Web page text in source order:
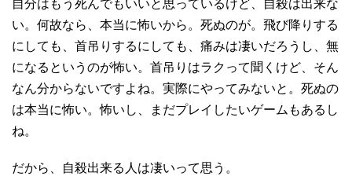
自分はもう死んでもいいと思っているけど、自殺は出来な
い。何故なら、本当に怖いから。死ぬのが。飛び降りする
にしても、首吊りするにしても、痛みは凄いだろうし、無
になるというのが怖い。首吊りはラクって聞くけど、そん
なん分からないですよね。実際にやってみないと。死ぬの
は本当に怖い。怖いし、まだプレイしたいゲームもあるし
ね。
だから、自殺出来る人は凄いって思う。